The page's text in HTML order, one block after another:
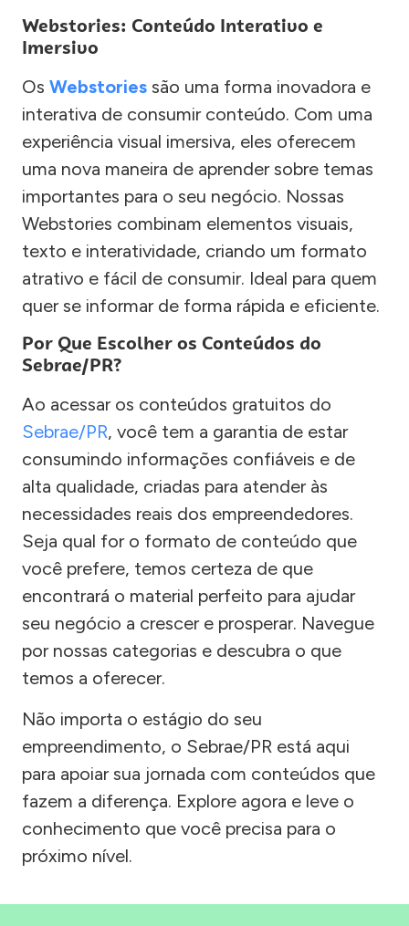
Webstories: Conteúdo Interativo e
Imersivo
Os Webstories são uma forma inovadora e
interativa de consumir conteúdo. Com uma
experiência visual imersiva, eles oferecem
uma nova maneira de aprender sobre temas
importantes para o seu negócio. Nossas
Webstories combinam elementos visuais,
texto e interatividade, criando um formato
atrativo e fácil de consumir. Ideal para quem
quer se informar de forma rápida e eficiente.
Por Que Escolher os Conteúdos do
Sebrae/PR?
Ao acessar os conteúdos gratuitos do
Sebrae/PR, você tem a garantia de estar
consumindo informações confiáveis e de
alta qualidade, criadas para atender às
necessidades reais dos empreendedores.
Seja qual for o formato de conteúdo que
você prefere, temos certeza de que
encontrará o material perfeito para ajudar
seu negócio a crescer e prosperar. Navegue
por nossas categorias e descubra o que
temos a oferecer.
Não importa o estágio do seu
empreendimento, o Sebrae/PR está aqui
para apoiar sua jornada com conteúdos que
fazem a diferença. Explore agora e leve o
conhecimento que você precisa para o
próximo nível.